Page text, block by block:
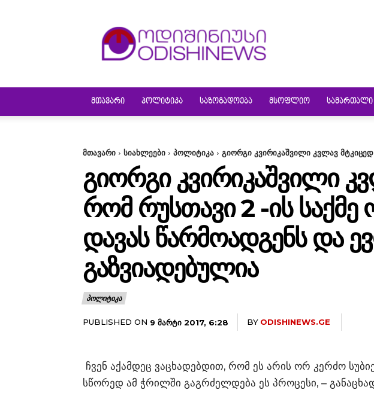
ᲛᲗᲐᲕᲐᲠᲘ ᲞᲝᲚᲘᲢᲘᲙᲐ ᲡᲐᲖᲝᲒᲐᲓᲝᲔᲑᲐ ᲛᲡᲝᲤᲚᲘᲝ ᲡᲐᲛᲐᲠᲗᲐᲚᲘ
მთავარი სიახლეები პოლიტიკა გიორგი კვირიკაშვილი კვლავ
ᲒᲘᲝᲠᲒᲘ ᲙᲕᲘᲠᲘᲙᲐᲨᲕᲘᲚᲘ
ᲠᲝᲛ ᲠᲣᲡᲗᲐᲕᲘ 2 -ᲘᲡ
ᲓᲐᲕᲐᲡ ᲬᲐᲠᲛᲝᲐᲓᲒᲔᲜᲡ ᲓᲐ
ᲒᲐᲖᲕᲘᲐᲓᲔᲑᲣᲚᲘᲐ
ᲞᲝᲚᲘᲢᲘᲙᲐ
PUBLISHED ON 9 ᲛᲐᲠᲢᲘ 2017, 6:28 BY ODISHINEWS.GE
ჩვენ აქამდეც ვაცხადებდით, რომ ეს არის ორ კერძო
სწორედ ამ ჭრილში გაგრძელდება ეს პროცესი, –